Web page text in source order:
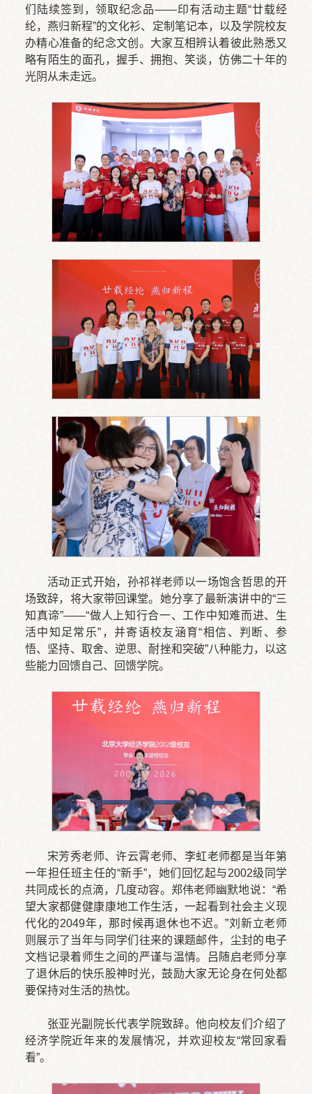
们陆续签到，领取纪念品——印有活动主题“廿载经
纶，燕归新程”的文化衫、定制笔记本，以及学院校友
办精心准备的纪念文创。大家互相辨认着彼此熟悉又
略有陌生的面孔，握手、拥抱、笑谈，仿佛二十年的
光阴从未走远。
活动正式开始，孙祁祥老师以一场饱含哲思的开
场致辞，将大家带回课堂。她分享了最新演讲中的“三
知真谛”——“做人上知行合一、工作中知难而进、生
活中知足常乐”，并寄语校友涵育“相信、判断、参
悟、坚持、取舍、逆思、耐挫和突破”八种能力，以这
些能力回馈自己、回馈学院。
宋芳秀老师、许云霄老师、李虹老师都是当年第
一年担任班主任的“新手”，她们回忆起与2002级同学
共同成长的点滴，几度动容。郑伟老师幽默地说：“希
望大家都健健康康地工作生活，一起看到社会主义现
代化的2049年，那时候再退休也不迟。”刘新立老师
则展示了当年与同学们往来的课题邮件，尘封的电子
文档记录着师生之间的严谨与温情。吕随启老师分享
了退休后的快乐股神时光，鼓励大家无论身在何处都
要保持对生活的热忱。
张亚光副院长代表学院致辞。他向校友们介绍了
经济学院近年来的发展情况，并欢迎校友“常回家看
看”。